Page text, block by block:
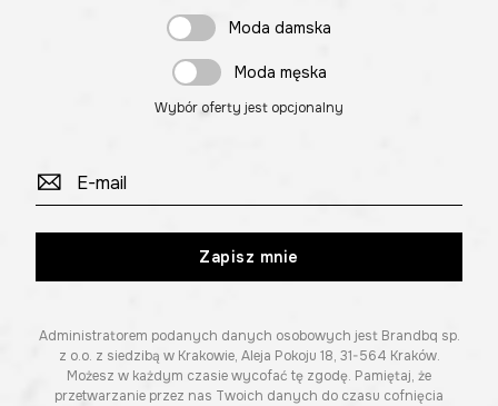
Moda damska
Moda męska
Wybór oferty jest opcjonalny
Zapisz mnie
Administratorem podanych danych osobowych jest Brandbq sp.
z o.o. z siedzibą w Krakowie, Aleja Pokoju 18, 31-564 Kraków.
Możesz w każdym czasie wycofać tę zgodę. Pamiętaj, że
przetwarzanie przez nas Twoich danych do czasu cofnięcia